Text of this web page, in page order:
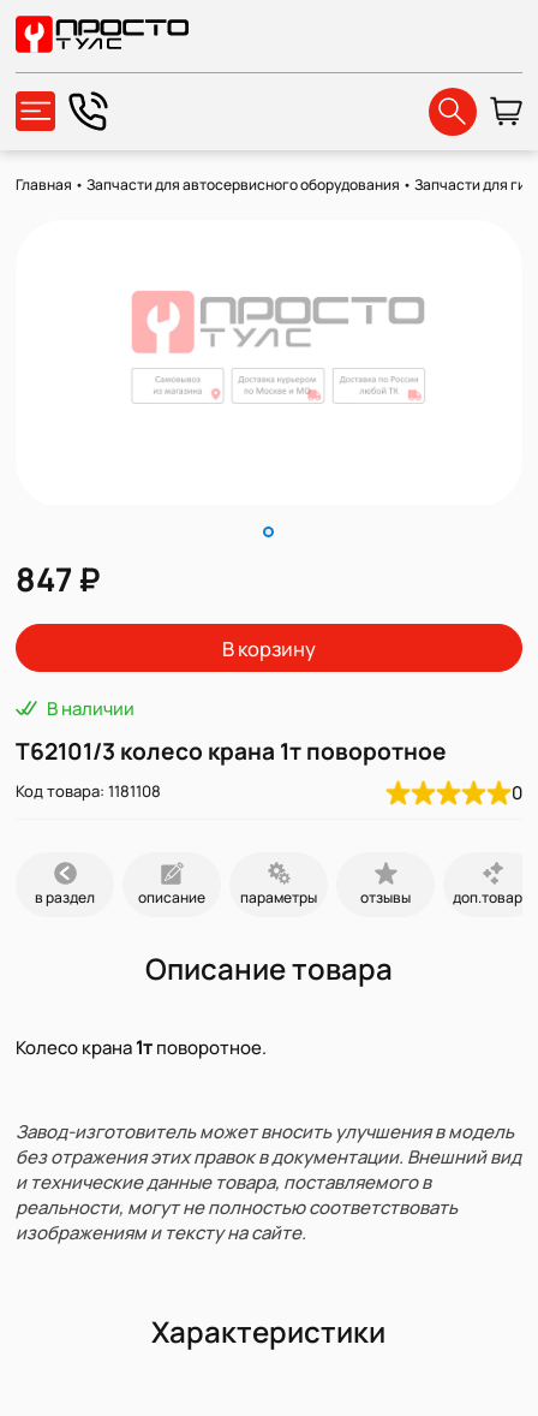
Главная •Запчасти для автосервисного оборудования •Запчасти для
847 ₽
В корзину
В наличии
T62101/3 колесо крана 1т поворотное
Код товара: 1181108 0
в раздел описание параметры отзывы доп.товары
Описание товара
Колесо крана1тповоротное.
Завод-изготовитель может вносить улучшения в модель
без отражения этих правок в документации. Внешний вид
и технические данные товара, поставляемого в
реальности, могут не полностью соответствовать
изображениям и тексту на сайте.
Характеристики